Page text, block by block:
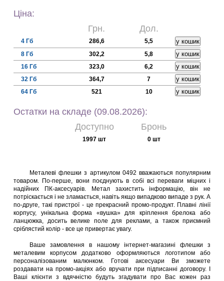
Цiна:
Грн.
Дол.
4 Гб 286,6
5,5
8 Гб
302,2
5,8
16 Гб
323,0
6,2
32 Гб
364,7
7
64 Гб
521 10
Остатки на складе (09.08.2026):
Доступно
Бронь
1997 шт 0 шт
Металеві флешки з артикулом 0492 вважаються популярним
товаром. По-перше, вони поєднують в собі всі переваги міцних і
надійних ПК-аксесуарів. Метал захистить інформацію, він не
потріскається і не зламається, навіть якщо випадково випаде з рук. А
по-друге, такі пристрої - це прекрасний промо-продукт. Плавні лінії
корпусу, унікальна форма «вушка» для кріплення брелока або
ланцюжка, досить велике поле для реклами, а також приємний
сріблястий колір - все це привертає увагу.
Ваше замовлення в нашому інтернет-магазині флешки з
металевим корпусом додатково оформляються логотипом або
персоналізованим малюнком. Готові аксесуари Ви зможете
роздавати на промо-акціях або вручати при підписанні договору. І
Ваші клієнти з вдячністю будуть згадувати про Вас кожен раз